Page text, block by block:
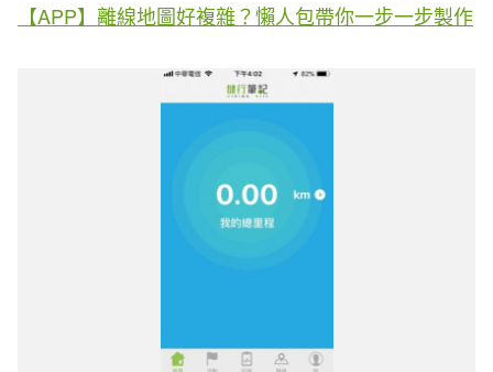
【APP】離線地圖好複雜？懶人包帶你一步一步製作